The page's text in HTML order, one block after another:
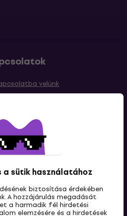
a sütik használatához
biztosítása érdekében
A hozzájárulás megadását
a harmadik fél hirdetési
elemzésére és a hirdetések
velünk